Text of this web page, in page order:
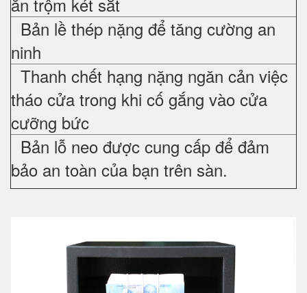
Bản lề thép nặng để tăng cường an
ninh
Thanh chết hạng nặng ngăn cản việc
tháo cửa trong khi cố gắng vào cửa
cưỡng bức
Bản lỗ neo được cung cấp để đảm
bảo an toàn của bạn trên sàn.